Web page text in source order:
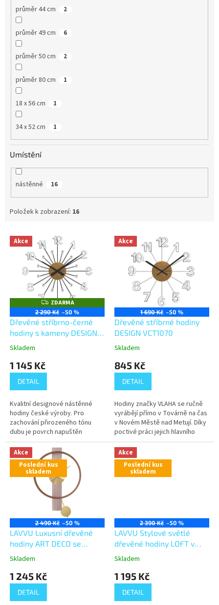
průměr 44 cm 2
průměr 49 cm 6
průměr 50 cm 2
průměr 80 cm 1
18 x 56 cm 1
34 x 52 cm 1
Umístění
nástěnné 16
Položek k zobrazení: 16
V Akce
Z
D
A
R
A
ZDARMA
2 290 Kč –50 %
Dřevěné stříbrno-černé
hodiny s kameny DESIGN
VCT 1082
Skladem
1 145 Kč
DETAIL
Kvalitní designové nástěnné
hodiny české výroby. Pro
zachování přirozeného tónu
dubu je povrch napuštěn
přírodním lněným olejem a
hodiny osazeny prověřenými
německými strojky UTS.
Akce
1 690 Kč –50 %
Dřevěné stříbrné hodiny
DESIGN VCT1070
Skladem
845 Kč
DETAIL
Hodiny značky VLAHA se ručně
vyrábějí přímo v Továrně na čas
v Novém Městě nad Metují. Díky
poctivé práci jejich hlavního
tvůrce Libora Vláhy se v
hodinách snoubí tradiční...
Akce
Poslední kus
skladem
2 490 Kč –50 %
LAVVU Luxusní dřevěné
hodiny ART DECO se
zlatými detaily LCT4090
Skladem
1 245 Kč
DETAIL
Akce
Poslední kus
skladem
2 390 Kč –50 %
LAVVU Stylové světlé
dřevěné hodiny LOFT v
industriálním stylu
Skladem
1 195 Kč
DETAIL